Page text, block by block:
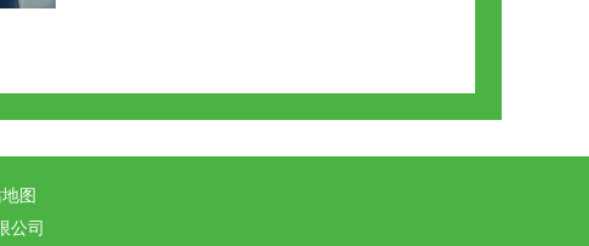
图
公司